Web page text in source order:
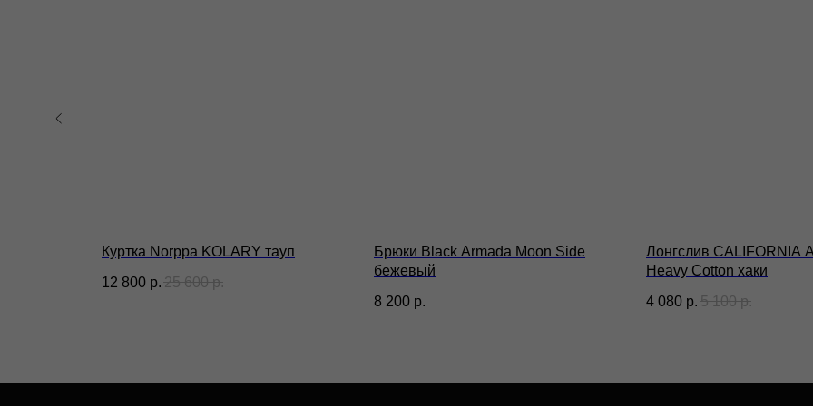
Куртка Norppa KOLARY тауп
12 800 р. 25 600 р.
Брюки Black Armada Moon Side
бежевый
8 200 р.
Лонгслив CALIFORNIA
Heavy Cotton хаки
4 080 р. 5 100 р.